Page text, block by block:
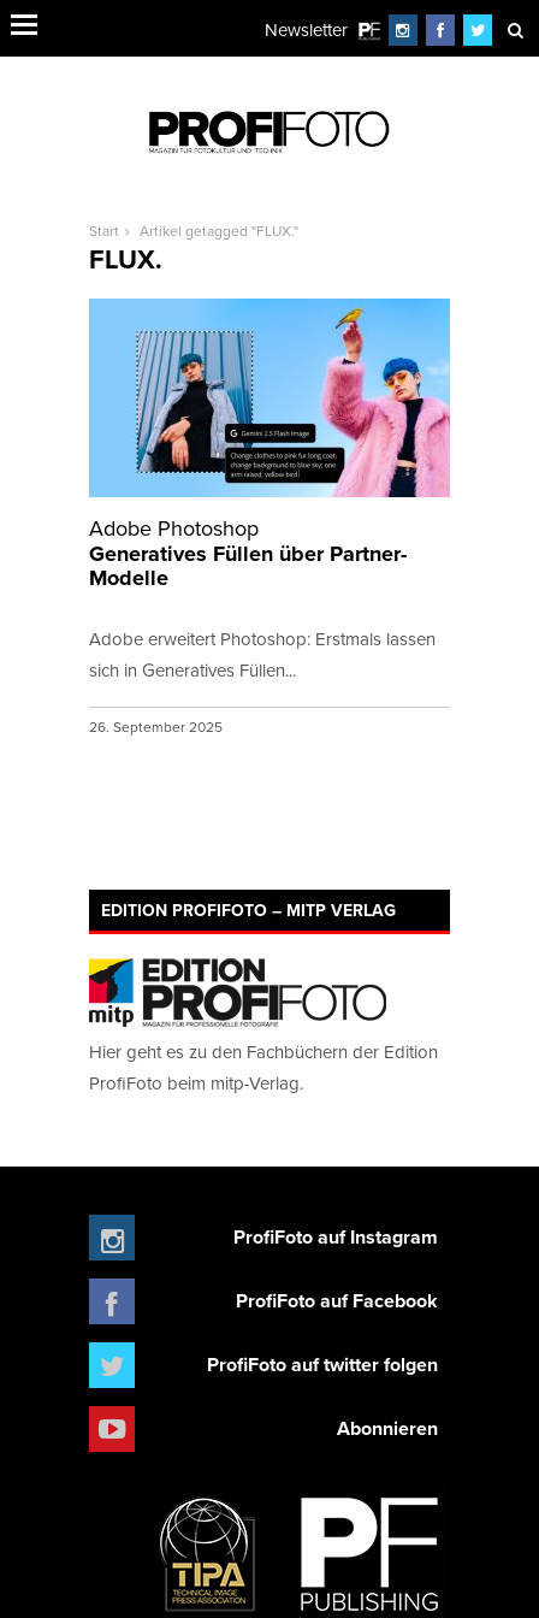
Newsletter
Start Artikel getagged "FLUX."
FLUX.
Adobe Photoshop
Generatives Füllen über Partner-
Modelle
Adobe erweitert Photoshop: Erstmals lassen
sich in Generatives Füllen...
26. September 2025
EDITION PROFIFOTO – MITP VERLAG
Hier geht es zu den Fachbüchern der Edition
ProfiFoto beim mitp-Verlag.
ProfiFoto auf Instagram
ProfiFoto auf Facebook
ProfiFoto auf twitter folgen
Abonnieren